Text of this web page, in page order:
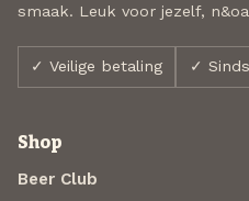
smaak. Leuk voor jezelf,
✓ Veilige betaling ✓
Shop
Beer Club